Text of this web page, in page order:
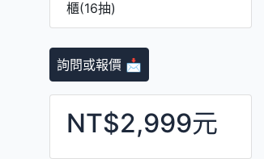
櫃(16抽)
詢問或報價 📩
NT$2,999元